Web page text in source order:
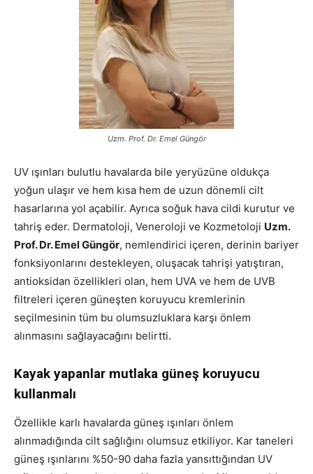
Uzm. Prof. Dr. Emel Güngör
UV ışınları bulutlu havalarda bile yeryüzüne oldukça
yoğun ulaşır ve hem kısa hem de uzun dönemli cilt
hasarlarına yol açabilir. Ayrıca soğuk hava cildi kurutur ve
tahriş eder. Dermatoloji, Veneroloji ve Kozmetoloji Uzm.
Prof. Dr. Emel Güngör, nemlendirici içeren, derinin bariyer
fonksiyonlarını destekleyen, oluşacak tahrişi yatıştıran,
antioksidan özellikleri olan, hem UVA ve hem de UVB
filtreleri içeren güneşten koruyucu kremlerinin
seçilmesinin tüm bu olumsuzluklara karşı önlem
alınmasını sağlayacağını belirtti.
Kayak yapanlar mutlaka güneş koruyucu
kullanmalı
Özellikle karlı havalarda güneş ışınları önlem
alınmadığında cilt sağlığını olumsuz etkiliyor. Kar taneleri
güneş ışınlarını %50-90 daha fazla yansıttığından UV